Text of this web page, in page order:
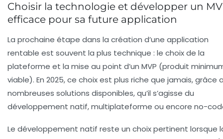
Choisir la technologie et développer un
efficace pour sa future application
La prochaine étape dans la création d’une application
rentable est souvent la plus technique : le choix de la
plateforme et la mise au point d’un MVP (produit
viable). En 2025, ce choix est plus riche que jamais, grâce
nombreuses solutions disponibles, qu’il s’agisse du
développement natif, multiplateforme ou encore no-
Le développement natif reste un choix pertinent lorsque